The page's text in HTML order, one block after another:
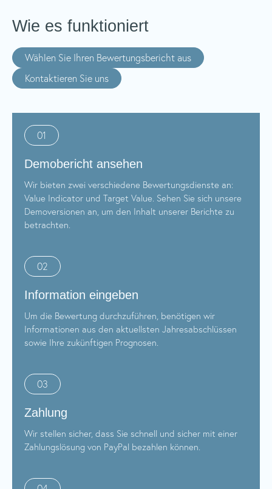
Wie es funktioniert
Wählen Sie Ihren Bewertungsbericht aus
Kontaktieren Sie uns
Demobericht ansehen
Wir bieten zwei verschiedene Bewertungsdienste an:
Value Indicator und Target Value. Sehen Sie sich unsere
Demoversionen an, um den Inhalt unserer Berichte zu
betrachten.
01
Information eingeben
Um die Bewertung durchzuführen, benötigen wir
Informationen aus den aktuellsten Jahresabschlüssen
sowie Ihre zukünftigen Prognosen.
02
Zahlung
Wir stellen sicher, dass Sie schnell und sicher mit einer
Zahlungslösung von PayPal bezahlen können.
03